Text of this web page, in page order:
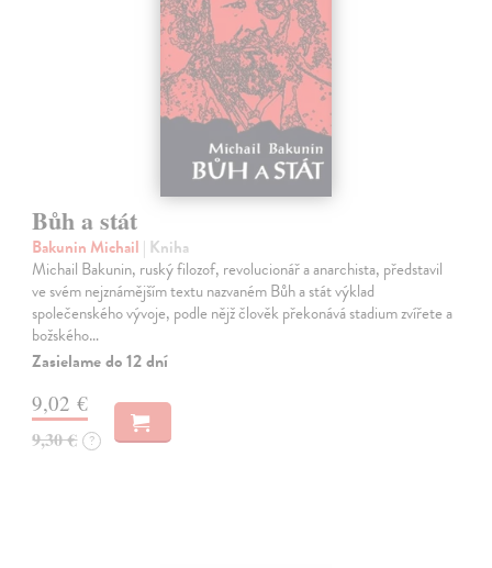
Bůh a stát
Bakunin Michail | Kniha
Michail Bakunin, ruský filozof, revolucionář a anarchista, představil
ve svém nejznámějším textu nazvaném Bůh a stát výklad
společenského vývoje, podle nějž člověk překonává stadium zvířete a
božského…
Zasielame do 12 dní
9,02 €
9,30 € ?